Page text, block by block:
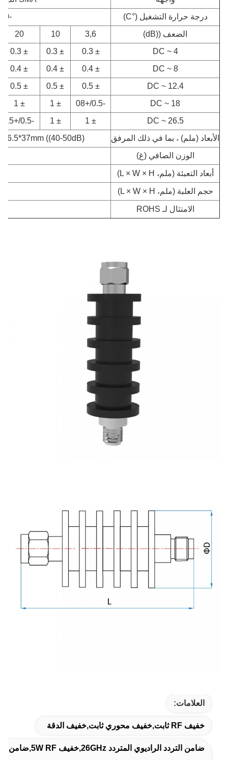
درجة حرارة التشغيل (°C)
-40 ~ + 80
الضعف ((dB)
3,6
10
20
DC ~ 4
± 0.3
± 0.3
± 0.3
DC ~ 8
± 0.4
± 0.4
± 0.4
DC ~ 12.4
± 0.5
± 0.5
± 0.5
DC ~ 18
-0.5/+08
± 1
± 1
DC ~ 26.5
± 1
± 1
-0.5/+15
الأبعاد (ملم) ، بما في ذلك المرفق
((40-50dB)
الوزن الصافي (غ)
أبعاد التعبئة (ملم، L × W × H)
حجم العلبة (ملم، L × W × H)
الامتثال لـ ROHS
العلامات:
خفيف RF ثابت,خفيف محوري ثابت,خفيف الدقة
ضامن التردد الراديوي المتردد 26GHz,خفيف 5W RF,ضامن لاسلكي 50 ديسيبل